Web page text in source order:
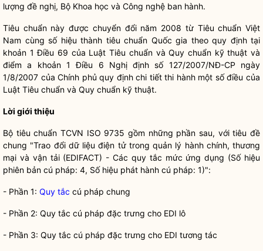
lượng đề nghị, Bộ Khoa học và Công nghệ ban hành.
Tiêu chuẩn này được chuyển đổi năm 2008 từ Tiêu chuẩn Việt
Nam cùng số hiệu thành tiêu chuẩn Quốc gia theo quy định tại
khoản 1 Điều 69 của Luật Tiêu chuẩn và Quy chuẩn kỹ thuật và
điểm a khoản 1 Điều 6 Nghị định số 127/2007/NĐ-CP ngày
1/8/2007 của Chính phủ quy định chi tiết thi hành một số điều của
Luật Tiêu chuẩn và Quy chuẩn kỹ thuật.
Lời giới thiệu
Bộ tiêu chuẩn TCVN ISO 9735 gồm những phần sau, với tiêu đề
chung "Trao đổi dữ liệu điện tử trong quản lý hành chính, thương
mại và vận tải (EDIFACT) - Các quy tắc mức ứng dụng (Số hiệu
phiên bản cú pháp: 4, Số hiệu phát hành cú pháp: 1)":
- Phần 1: Quy tắc cú pháp chung
- Phần 2: Quy tắc cú pháp đặc trưng cho EDI lô
- Phần 3: Quy tắc cú pháp đặc trưng cho EDI tương tác